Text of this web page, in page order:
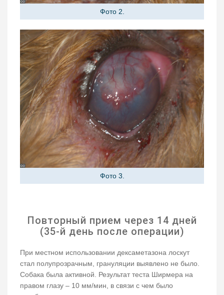
Фото 2.
Фото 3.
Повторный прием через 14 дней
(35-й день после операции)
При местном использовании дексаметазона лоскут
стал полупрозрачным, грануляции выявлено не было.
Собака была активной. Результат теста Ширмера на
правом глазу – 10 мм/мин, в связи с чем было